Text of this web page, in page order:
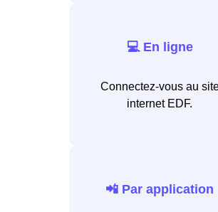
💻 En ligne
Connectez-vous au
internet EDF.
📲 Par application